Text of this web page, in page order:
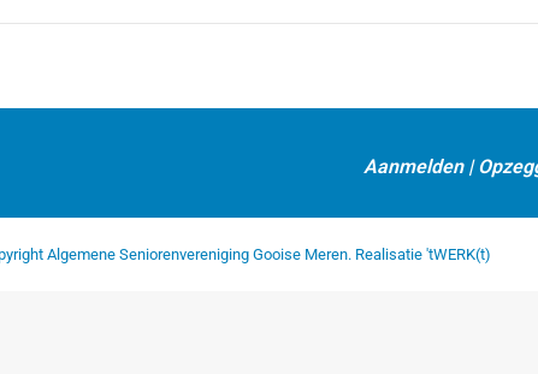
Aanmelden|
Algemene Seniorenvereniging Gooise Meren. Realisatie 'tWERK(t)